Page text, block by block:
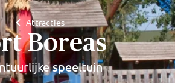
Attracties
Boreas
speeltuin